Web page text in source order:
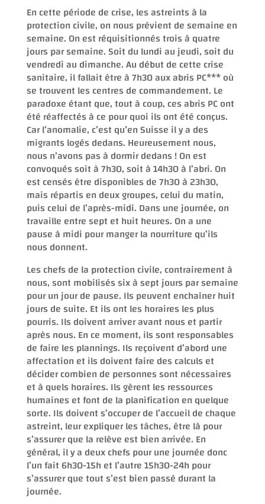
En cette période de crise, les astreints à la
protection civile, on nous prévient de semaine en
semaine. On est réquisitionnés trois à quatre
jours par semaine. Soit du lundi au jeudi, soit du
vendredi au dimanche. Au début de cette crise
sanitaire, il fallait être à 7h30 aux abris PC*** où
se trouvent les centres de commandement. Le
paradoxe étant que, tout à coup, ces abris PC ont
été réaffectés à ce pour quoi ils ont été conçus.
Car l’anomalie, c’est qu’en Suisse il y a des
migrants logés dedans. Heureusement nous,
nous n’avons pas à dormir dedans ! On est
convoqués soit à 7h30, soit à 14h30 à l’abri. On
est censés être disponibles de 7h30 à 23h30,
mais répartis en deux groupes, celui du matin,
puis celui de l’après-midi. Dans une journée, on
travaille entre sept et huit heures. On a une
pause à midi pour manger la nourriture qu’ils
nous donnent.
Les chefs de la protection civile, contrairement à
nous, sont mobilisés six à sept jours par semaine
pour un jour de pause. Ils peuvent enchaîner huit
jours de suite. Et ils ont les horaires les plus
pourris. Ils doivent arriver avant nous et partir
après nous. En ce moment, ils sont responsables
de faire les plannings. Ils reçoivent d’abord une
affectation et ils doivent faire des calculs et
décider combien de personnes sont nécessaires
et à quels horaires. Ils gèrent les ressources
humaines et font de la planification en quelque
sorte. Ils doivent s’occuper de l’accueil de chaque
astreint, leur expliquer les tâches, être là pour
s’assurer que la relève est bien arrivée. En
général, il y a deux chefs pour une journée donc
l’un fait 6h30-15h et l’autre 15h30-24h pour
s’assurer que tout s’est bien passé durant la
journée.